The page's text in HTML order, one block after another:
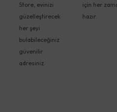
Store, evinizi
güzelleştirecek
her şeyi
bulabileceğiniz
güvenilir
adresiniz.
için her
hazır.